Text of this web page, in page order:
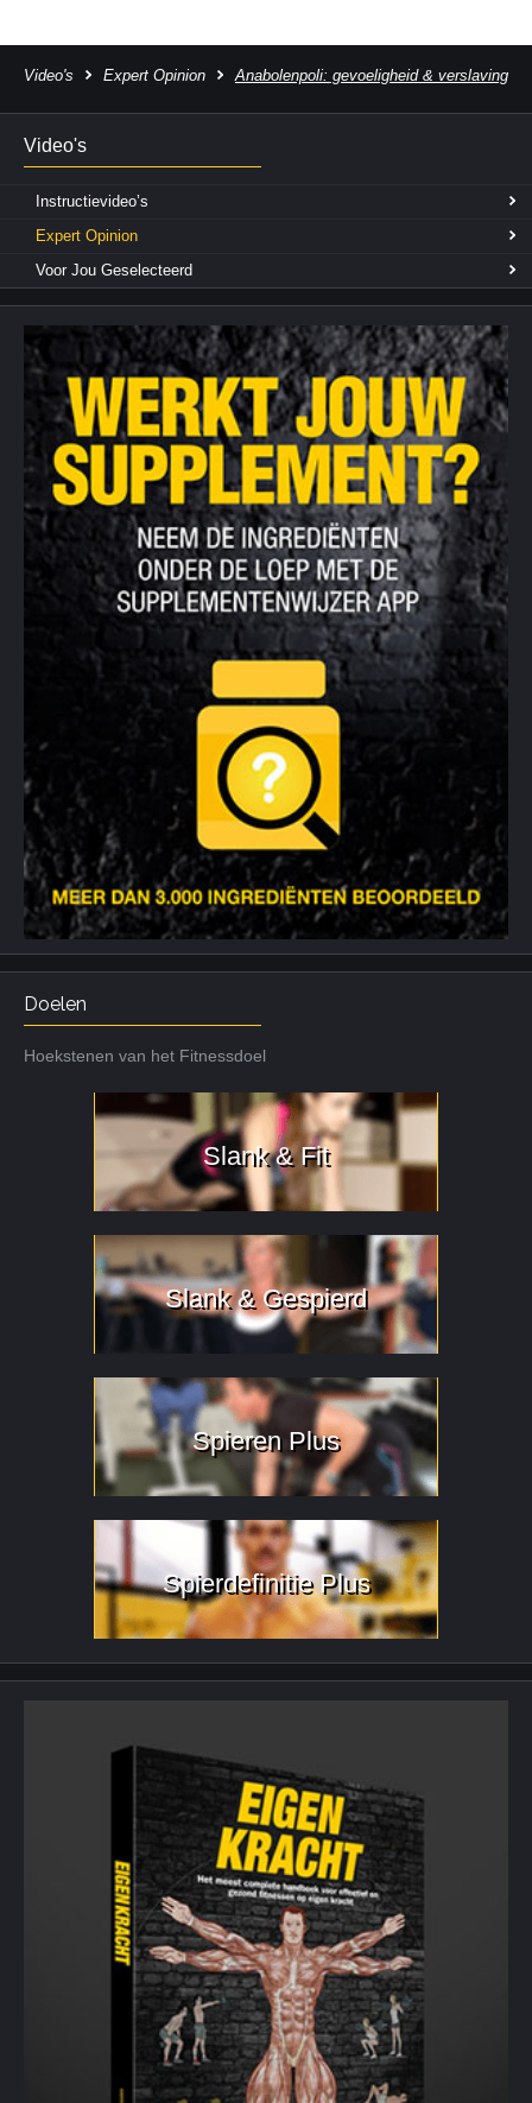
Video's Expert Opinion Anabolenpoli: gevoeligheid & verslaving
Video's
Instructievideo’s
Expert Opinion
Voor Jou Geselecteerd
Doelen
Hoekstenen van het Fitnessdoel
Slank & Fit
Slank & Gespierd
Spieren Plus
Spierdefinitie Plus